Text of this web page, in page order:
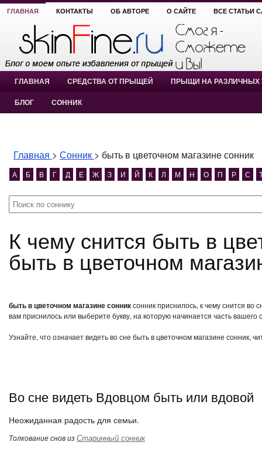
ГЛАВНАЯ КОНТАКТЫ ОБ АВТОРЕ О САЙТЕ ВСЕ СТАТЬИ
ГЛАВНАЯ СРЕДСТВА ОТ ПРЫЩЕЙ ПРЫЩИ НА РАЗЛИЧНЫХ
БЛОГ СОННИК
Главная > Сонник > быть в цветочном магазине сонник
А Б В Г Д Е Ж З И Й К Л М Н О П Р С
К чему снится быть в цветочном магазине сонник?
быть в цветочном
быть в цветочном магазине сонниксонник приснилось, к чему снится во
вам приснилось или выберите букву, на которую начинается часть вашего
Узнайте, что означает видеть во сне быть в цветочном магазине сонник,
Во сне видеть Вдовцом быть или вдовой
Неожиданная радость для семьи.
Толкование снов изСтаринный сонник